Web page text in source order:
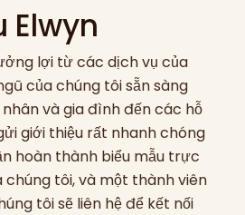
Elwyn
lợi từ các dịch vụ của
của chúng tôi sẵn sàng
và gia đình đến các hỗ
giới thiệu rất nhanh chóng
hoàn thành biểu mẫu trực
chúng tôi, và một thành viên
tôi sẽ liên hệ để kết nối